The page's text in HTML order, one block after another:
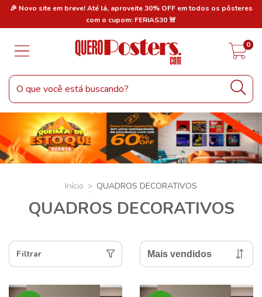
🎉 Novo site em breve! Até lá, aproveite 30% OFF em todos os pôsteres
com o cupom: FERIAS30 🚨
0
Início > QUADROS DECORATIVOS
QUADROS DECORATIVOS
Filtrar